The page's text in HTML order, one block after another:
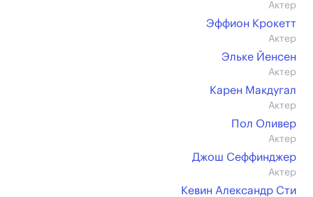
Актер
Эффион Крокетт
Актер
Эльке Йенсен
Актер
Карен Макдугал
Актер
Пол Оливер
Актер
Джош Сеффинджер
Актер
Кевин Александр Сти